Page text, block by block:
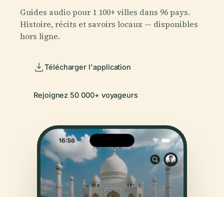
Guides audio pour 1 100+ villes dans 96 pays.
Histoire, récits et savoirs locaux — disponibles
hors ligne.
Télécharger l'application
Rejoignez 50 000+ voyageurs